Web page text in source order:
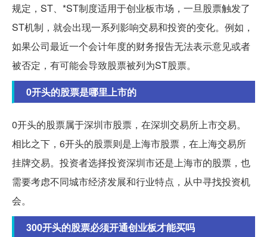
规定，ST、*ST制度适用于创业板市场，一旦股票触发了
ST机制，就会出现一系列影响交易和投资的变化。例如，
如果公司最近一个会计年度的财务报告无法表示意见或者
被否定，有可能会导致股票被列为ST股票。
0开头的股票是哪里上市的
0开头的股票属于深圳市股票，在深圳交易所上市交易。
相比之下，6开头的股票则是上海市股票，在上海交易所
挂牌交易。投资者选择投资深圳市还是上海市的股票，也
需要考虑不同城市经济发展和行业特点，从中寻找投资机
会。
300开头的股票必须开通创业板才能买吗